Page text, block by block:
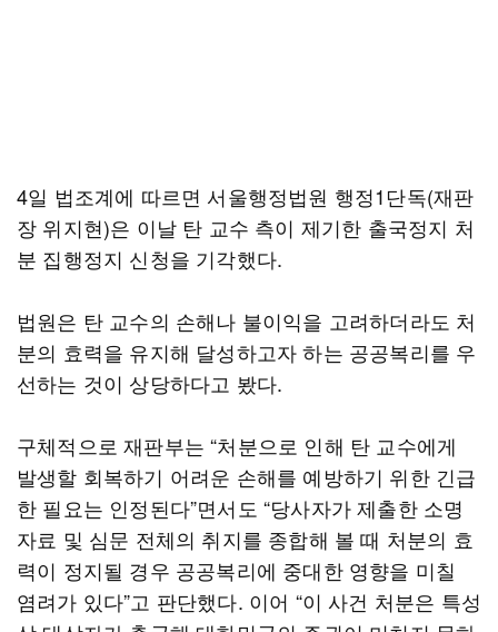
4일 법조계에 따르면 서울행정법원 행정1단독(재판
장 위지현)은 이날 탄 교수 측이 제기한 출국정지 처
분 집행정지 신청을 기각했다.
법원은 탄 교수의 손해나 불이익을 고려하더라도 처
분의 효력을 유지해 달성하고자 하는 공공복리를 우
선하는 것이 상당하다고 봤다.
구체적으로 재판부는 “처분으로 인해 탄 교수에게
발생할 회복하기 어려운 손해를 예방하기 위한 긴급
한 필요는 인정된다”면서도 “당사자가 제출한 소명
자료 및 심문 전체의 취지를 종합해 볼 때 처분의 효
력이 정지될 경우 공공복리에 중대한 영향을 미칠
염려가 있다”고 판단했다. 이어 “이 사건 처분은 특성